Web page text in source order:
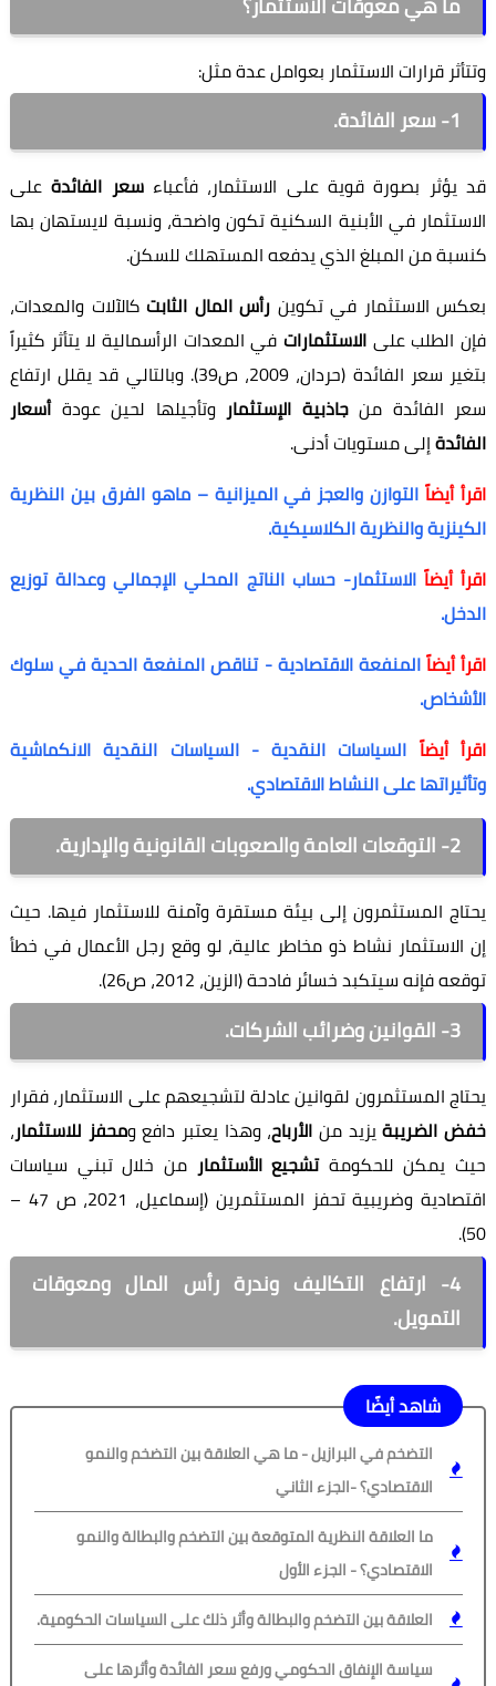
وتتأثر قرارات الاستثمار بعوامل عدة مثل:
1- سعر الفائدة.
قد يؤثر بصورة قوية على الاستثمار، فأعباءسعر الفائدةعلى
الاستثمار في الأبنية السكنية تكون واضحة، ونسبة لايستهان بها
كنسبة من المبلغ الذي يدفعه المستهلك للسكن.
بعكس الاستثمار في تكوين رأس المال الثابت كالآلات والمعدات،
فإن الطلب على الاستثمارات في المعدات الرأسمالية لا يتأثر كثيراً
بتغير سعر الفائدة (حردان، 2009، ص39). وبالتالي قد يقلل ارتفاع
سعر الفائدة منجاذبية الإستثمار وتأجيلها لحين عودةأسعار
الفائدةإلى مستويات أدنى.
اقرأ أيضاً التوازن والعجز في الميزانية – ماهو الفرق بين النظرية
الكينزية والنظرية الكلاسيكية.
اقرأ أيضاً الاستثمار- حساب الناتج المحلي الإجمالي وعدالة توزيع
الدخل.
اقرأ أيضاًالمنفعة الاقتصادية - تناقص المنفعة الحدية في سلوك
الأشخاص.
اقرأ أيضاً السياسات النقدية - السياسات النقدية الانكماشية
وتأثيراتها على النشاط الاقتصادي.
2- التوقعات العامة والصعوبات القانونية والإدارية.
يحتاج المستثمرون إلى بيئة مستقرة وآمنة للاستثمار فيها. حيث
إن الاستثمار نشاط ذو مخاطر عالية، لو وقع رجل الأعمال في خطأ
توقعه فإنه سيتكبد خسائر فادحة (الزين، 2012، ص26).
3- القوانين و ضرائب الشركات.
يحتاج المستثمرون لقوانين عادلة لتشجيعهم على الاستثمار، فقرار
خفض الضريبةيزيد من الأرباح، وهذا يعتبر دافع ومحفز للاستثمار،
حيث يمكن للحكومة تشجيع الأستثمار من خلال تبني سياسات
اقتصادية وضريبية تحفز المستثمرين (إسماعيل، 2021، ص 47 –
50).
4- ارتفاع التكاليف وندرة رأس المال ومعوقات
التمويل.
شاهد أيضًا
التضخم في البرازيل - ما هي العلاقة بين التضخم والنمو
الاقتصادي؟ -الجزء الثاني
ما العلاقة النظرية المتوقعة بين التضخم والبطالة والنمو
الاقتصادي؟ - الجزء الأول
العلاقة بين التضخم والبطالة وأثر ذلك على السياسات الحكومية.
سياسة الإنفاق الحكومي ورفع سعر الفائدة وأثرها على